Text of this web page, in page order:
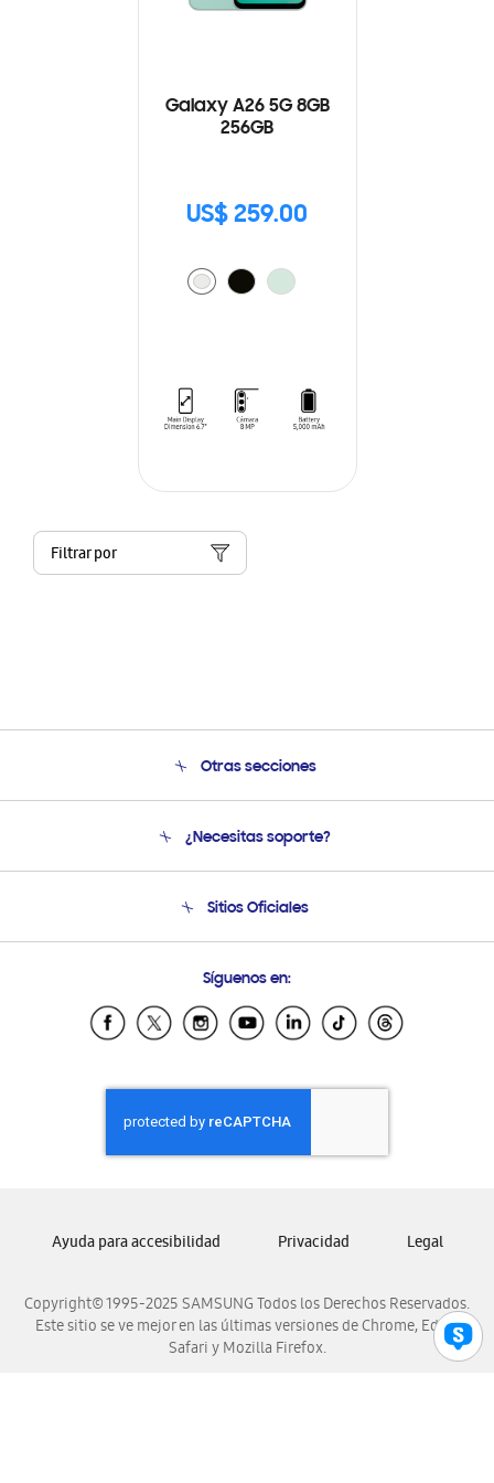
Galaxy A26 5G 8GB
256GB
US$ 259.00
Filtrar por
Otras secciones
Soporte
¿Necesitas soporte?
Soporte vía eMail
Sitios Oficiales
Samsung Ecuador
Samsung El Salvador
Samsung Honduras
Samsung Nicaragua
Samsung Panamá
Samsung Venezuela
Síguenos en:
Copyright© 1995-2025 SAMSUNG Todos los Derechos Reservados.
Este sitio se ve mejor en las últimas versiones de Chrome, Edge,
Safari y Mozilla Firefox.
Ayuda para accesibilidad Privacidad Legal